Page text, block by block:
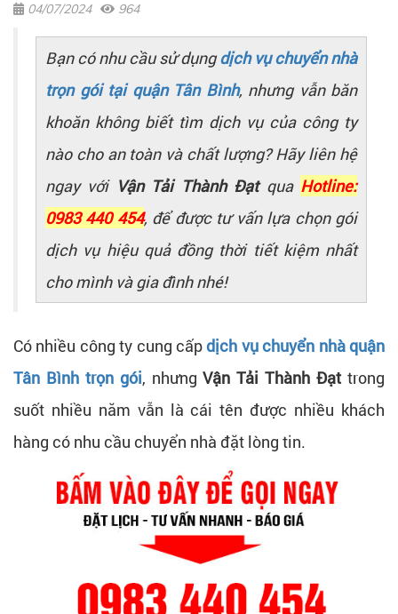
04/07/2024 964
Bạn có nhu cầu sử dụngdịch vụ chuyển nhà
trọn gói tại quận Tân Bình, nhưng vẫn băn
khoăn không biết tìm dịch vụ của công ty
nào cho an toàn và chất lượng? Hãy liên hệ
ngay với Vận Tải Thành Đạt qua Hotline:
0983 440 454, để được tư vấn lựa chọn gói
dịch vụ hiệu quả đồng thời tiết kiệm nhất
cho mình và gia đình nhé!
Có nhiều công ty cung cấpdịch vụ chuyển nhà quận
Tân Bình trọn gói, nhưngVận Tải Thành Đạt trong
suốt nhiều năm vẫn là cái tên được nhiều khách
hàng có nhu cầu chuyển nhà đặt lòng tin.